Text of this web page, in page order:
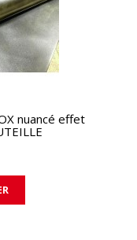
nuancé effet